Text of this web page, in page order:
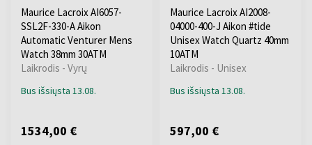
Maurice Lacroix AI6057-
SSL2F-330-A Aikon
Automatic Venturer Mens
Watch 38mm 30ATM
Laikrodis - Vyrų
Bus išsiųsta 13.08.
1534,00 €
Maurice Lacroix AI2008-
04000-400-J Aikon #tide
Unisex Watch Quartz 40mm
10ATM
Laikrodis - Unisex
Bus išsiųsta 13.08.
597,00 €